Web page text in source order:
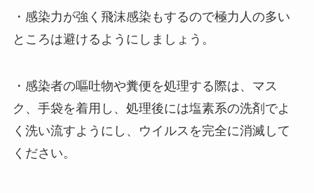
・感染力が強く飛沫感染もするので極力人の多い
ところは避けるようにしましょう。
・感染者の嘔吐物や糞便を処理する際は、マス
ク、手袋を着用し、処理後には塩素系の洗剤でよ
く洗い流すようにし、ウイルスを完全に消滅して
ください。